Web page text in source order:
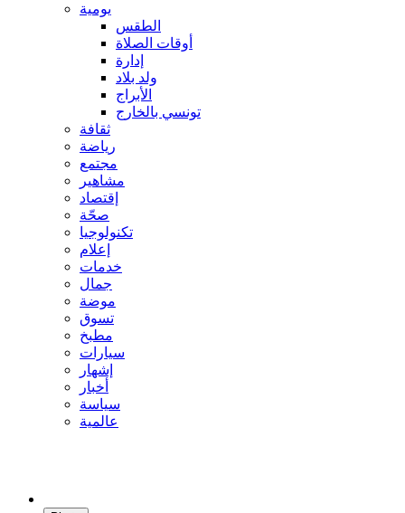
يومية
الطقس
أوقات الصلاة
إدارة
ولد بلاد
الأبراج
تونسي بالخارج
ثقافة
رياضة
مجتمع
مشاهير
إقتصاد
صحّة
تكنولوجيا
إعلام
خدمات
جمال
موضة
تسوق
مطبخ
سيارات
إشهار
أخبار
سياسة
عالمية